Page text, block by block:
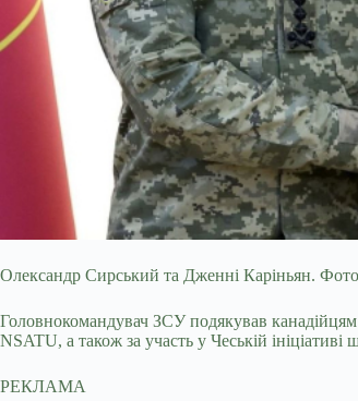
Олександр Сирський та Дженні Каріньян.
Головнокомандувач ЗСУ подякував канадійцям
NSATU, а також за участь у Чеській ініціативі
РЕКЛАМА